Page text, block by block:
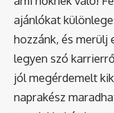
ajánlókat
hozzánk, és merülj
legyen szó
jól megérdemelt
naprakész